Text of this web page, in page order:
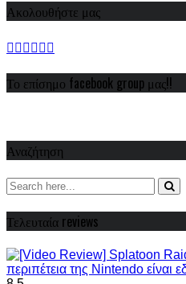
Ακολουθήστε μας
Το επίσημο facebook group μας!!
Αναζήτηση
Τελευταία reviews